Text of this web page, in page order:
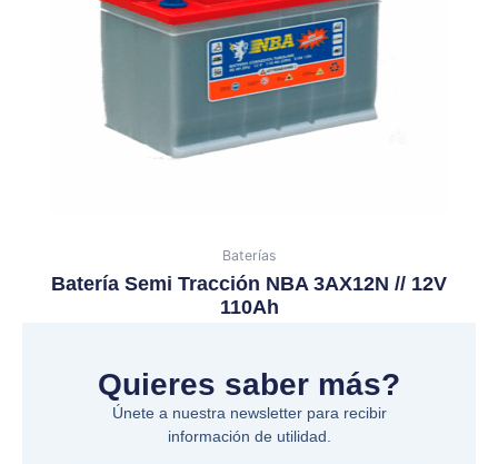
Baterías
Batería Semi Tracción NBA 3AX12N // 12V
110Ah
Quieres saber más?
Únete a nuestra newsletter para recibir
información de utilidad.